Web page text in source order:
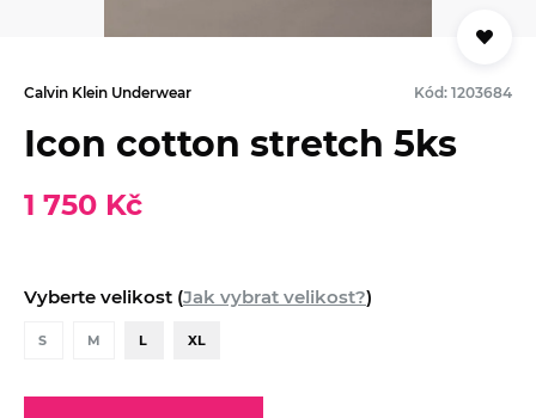
Calvin Klein Underwear Kód: 1203684
Icon cotton stretch 5ks
1 750 Kč
Vyberte velikost (Jak vybrat velikost?)
S M L XL